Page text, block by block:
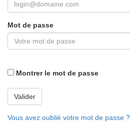
Mot de passe
Montrer le mot de passe
Valider
Vous avez oublié votre mot de passe ?